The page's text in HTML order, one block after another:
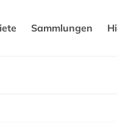
Sammlungen